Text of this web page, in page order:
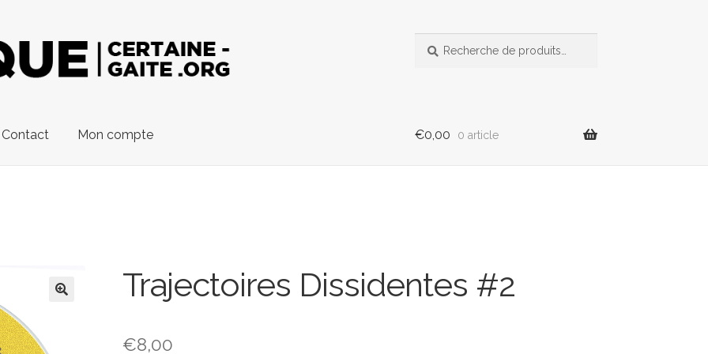
pour :
Contact Mon compte €0,00 0 article
Trajectoires Dissidentes #2
€8,00